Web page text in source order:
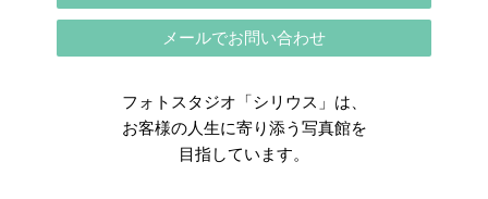
メールでお問い合わせ
フォトスタジオ「シリウス」は、
お客様の人生に寄り添う写真館を
目指しています。